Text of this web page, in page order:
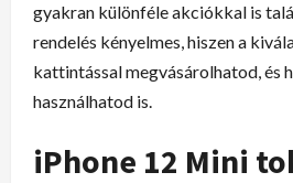
gyakran különféle akciókkal is
rendelés kényelmes, hiszen a
kattintással megvásárolhatod, és
használhatod is.
iPhone 12 Mini